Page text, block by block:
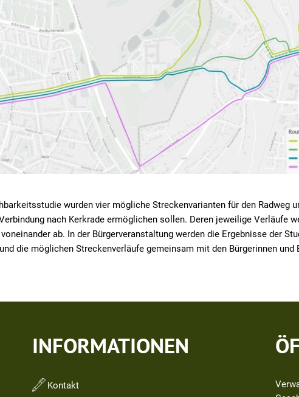
wurden vier mögliche Streckenvarianten für den Radweg
nach Kerkrade ermöglichen sollen. Deren jeweilige Verläufe
ab. In der Bürgerveranstaltung werden die Ergebnisse der
die möglichen Streckenverläufe gemeinsam mit den Bürgerinnen und
INFORMATIONEN
Kontakt